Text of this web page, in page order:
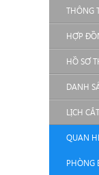
THÔNG
HỢP
HỒ SƠ
DANH
LỊCH
QUAN
PHÒNG